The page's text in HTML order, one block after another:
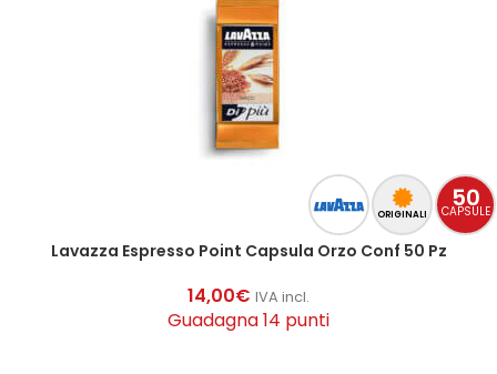
50
CAPSULE
ORIGINALI
Lavazza Espresso Point Capsula Orzo Conf 50 Pz
14,00€ IVA incl.
Guadagna 14 punti